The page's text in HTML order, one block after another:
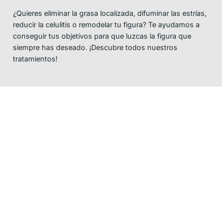
¿Quieres eliminar la grasa localizada, difuminar las estrías,
reducir la celulitis o remodelar tu figura? Te ayudamos a
conseguir tus objetivos para que luzcas la figura que
siempre has deseado. ¡Descubre todos nuestros
tratamientos!